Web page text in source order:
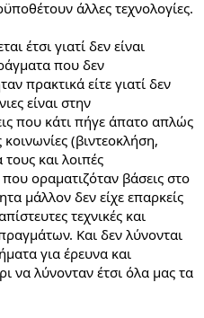
άλλες τεχνολογίες.
έτσι γιατί δεν είναι
που δεν
πρακτικά είτε γιατί δεν
είναι στην
που κάτι πήγε άπατο απλώς
κοινωνίες (βιντεοκλήση,
και λοιπές
οραματιζόταν βάσεις στο
μάλλον δεν είχε επαρκείς
τεχνικές και
Και δεν λύνονται
για έρευνα και
να λύνονταν έτσι όλα μας τα